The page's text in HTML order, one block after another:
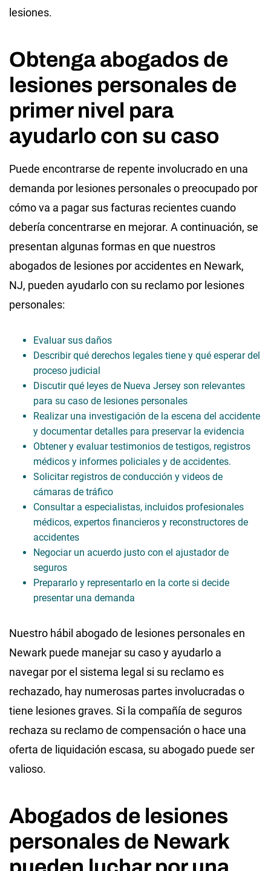
lesiones.
Obtenga abogados de
lesiones personales de
primer nivel para
ayudarlo con su caso
Puede encontrarse de repente involucrado en una
demanda por lesiones personales o preocupado por
cómo va a pagar sus facturas recientes cuando
debería concentrarse en mejorar. A continuación, se
presentan algunas formas en que nuestros
abogados de lesiones por accidentes en Newark,
NJ, pueden ayudarlo con su reclamo por lesiones
personales:
Evaluar sus daños
Describir qué derechos legales tiene y qué esperar del
proceso judicial
Discutir qué leyes de Nueva Jersey son relevantes
para su caso de lesiones personales
Realizar una investigación de la escena del accidente
y documentar detalles para preservar la evidencia
Obtener y evaluar testimonios de testigos, registros
médicos y informes policiales y de accidentes.
Solicitar registros de conducción y videos de
cámaras de tráfico
Consultar a especialistas, incluidos profesionales
médicos, expertos financieros y reconstructores de
accidentes
Negociar un acuerdo justo con el ajustador de
seguros
Prepararlo y representarlo en la corte si decide
presentar una demanda
Nuestro hábil abogado de lesiones personales en
Newark puede manejar su caso y ayudarlo a
navegar por el sistema legal si su reclamo es
rechazado, hay numerosas partes involucradas o
tiene lesiones graves. Si la compañía de seguros
rechaza su reclamo de compensación o hace una
oferta de liquidación escasa, su abogado puede ser
valioso.
Abogados de lesiones
personales de Newark